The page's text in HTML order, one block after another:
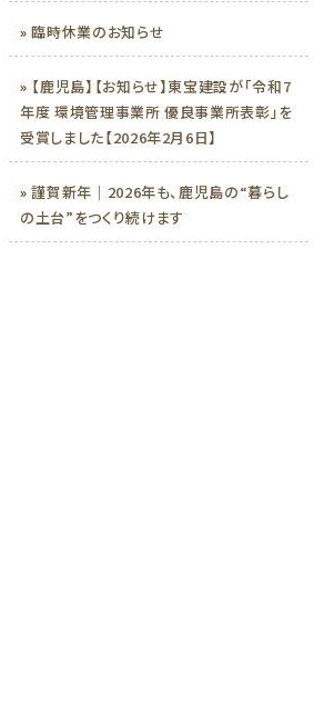
»臨時休業のお知らせ
» 【鹿児島】【お知らせ】東宝建設が「令和7
年度 環境管理事業所 優良事業所表彰」を
受賞しました【2026年2月6日】
»謹賀新年｜2026年も、鹿児島の“暮らし
の土台”をつくり続けます